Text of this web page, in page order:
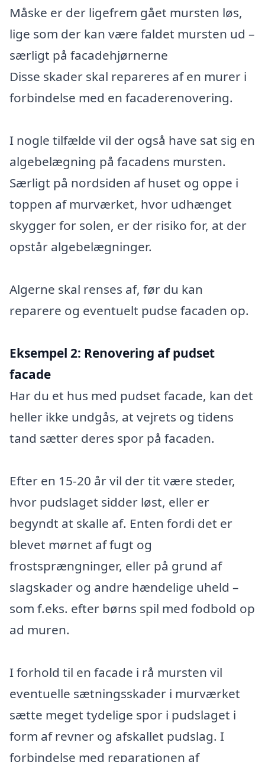
Måske er der ligefrem gået mursten løs,
lige som der kan være faldet mursten ud –
særligt på facadehjørnerne
Disse skader skal repareres af en murer i
forbindelse med en facaderenovering.
I nogle tilfælde vil der også have sat sig en
algebelægning på facadens mursten.
Særligt på nordsiden af huset og oppe i
toppen af murværket, hvor udhænget
skygger for solen, er der risiko for, at der
opstår algebelægninger.
Algerne skal renses af, før du kan
reparere og eventuelt pudse facaden op.
Eksempel 2: Renovering af pudset
facade
Har du et hus med pudset facade, kan det
heller ikke undgås, at vejrets og tidens
tand sætter deres spor på facaden.
Efter en 15-20 år vil der tit være steder,
hvor pudslaget sidder løst, eller er
begyndt at skalle af. Enten fordi det er
blevet mørnet af fugt og
frostsprængninger, eller på grund af
slagskader og andre hændelige uheld –
som f.eks. efter børns spil med fodbold op
ad muren.
I forhold til en facade i rå mursten vil
eventuelle sætningsskader i murværket
sætte meget tydelige spor i pudslaget i
form af revner og afskallet pudslag. I
forbindelse med reparationen af